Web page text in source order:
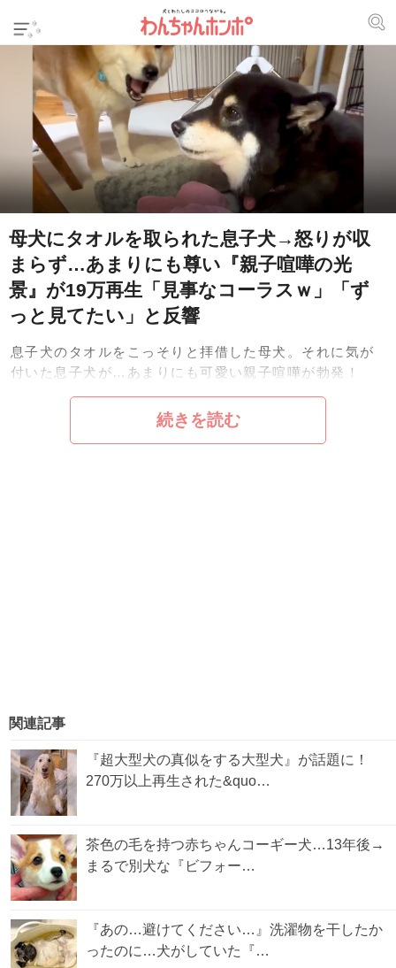
母犬にタオルを取られた息子犬→怒りが収
まらず…あまりにも尊い『親子喧嘩の光
景』が19万再生「見事なコーラスｗ」「ず
っと見てたい」と反響
息子犬のタオルをこっそりと拝借した母犬。それに気が
付いた息子犬が…あまりにも可愛い親子喧嘩が勃発！
続きを読む
関連記事
『超大型犬の真似をする大型犬』が話題に！
270万以上再生された&quo…
茶色の毛を持つ赤ちゃんコーギー犬…13年後→
まるで別犬な『ビフォー…
『あの…避けてください…』洗濯物を干したか
ったのに…犬がしていた『…